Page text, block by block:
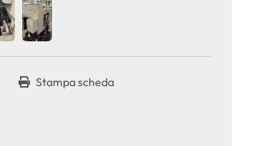
Stampa scheda